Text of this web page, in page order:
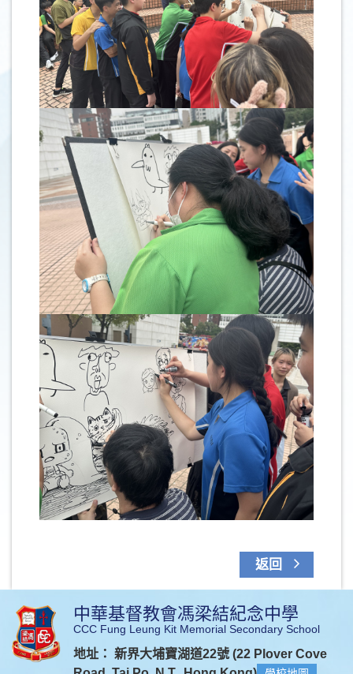
返回
中華基督教會馮梁結紀念中學
CCC Fung Leung Kit Memorial Secondary School
地址： 新界大埔寶湖道22號 (22 Plover Cove